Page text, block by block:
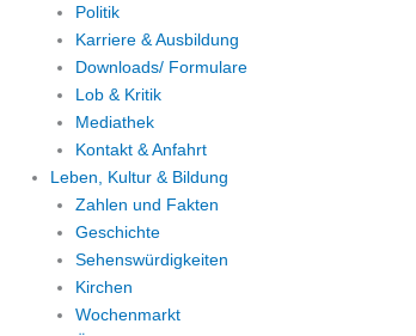
Politik
Karriere & Ausbildung
Downloads/ Formulare
Lob & Kritik
Mediathek
Kontakt & Anfahrt
Leben, Kultur & Bildung
Zahlen und Fakten
Geschichte
Sehenswürdigkeiten
Kirchen
Wochenmarkt